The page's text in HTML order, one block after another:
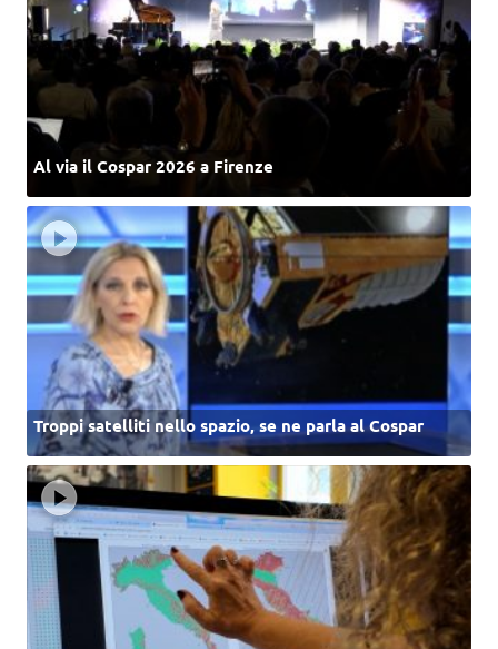
Al via il Cospar 2026 a Firenze
Troppi satelliti nello spazio, se ne parla al Cospar